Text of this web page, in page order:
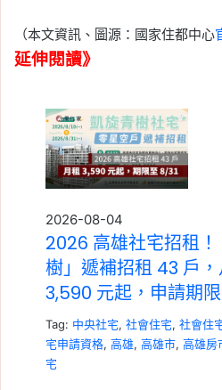
（本文資訊、圖源：國家住都中心
延伸閱讀》
2026-08-04
2026 高雄社宅招租
樹」遞補招租 43 戶
3,590 元起，申請期
Tag: 中央社宅, 社會住宅, 社會住
宅申請資格, 高雄, 高雄市, 高雄房
宅